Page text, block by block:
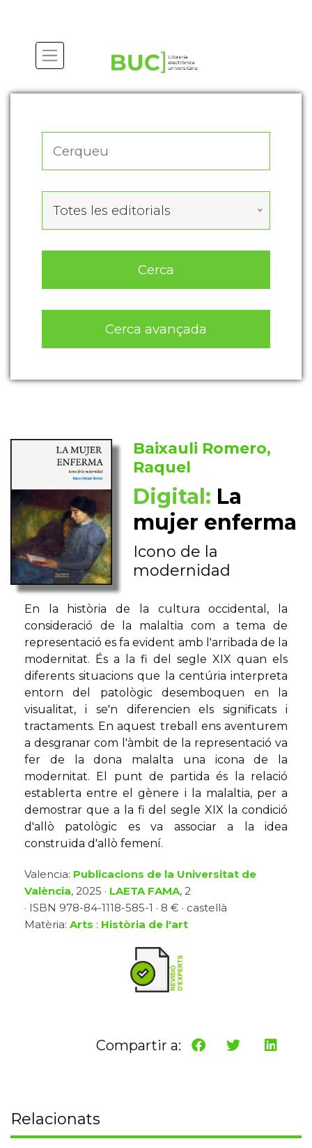
Totes les editorials
Cerca
Cerca avançada
Baixauli Romero,
Raquel
Digital: La
mujer enferma
Icono de la
modernidad
En la història de la cultura occidental, la
consideració de la malaltia com a tema de
representació es fa evident amb l'arribada de la
modernitat. És a la fi del segle XIX quan els
diferents situacions que la centúria interpreta
entorn del patològic desemboquen en la
visualitat, i se'n diferencien els significats i
tractaments. En aquest treball ens aventurem
a desgranar com l'àmbit de la representació va
fer de la dona malalta una icona de la
modernitat. El punt de partida és la relació
establerta entre el gènere i la malaltia, per a
demostrar que a la fi del segle XIX la condició
d'allò patològic es va associar a la idea
construïda d'allò femení.
Valencia: Publicacions de la Universitat de
València, 2025 · LAETA FAMA, 2
· ISBN 978-84-1118-585-1 · 8 € · castellà
Matèria: Arts : Història de l'art
Compartir a:
Relacionats